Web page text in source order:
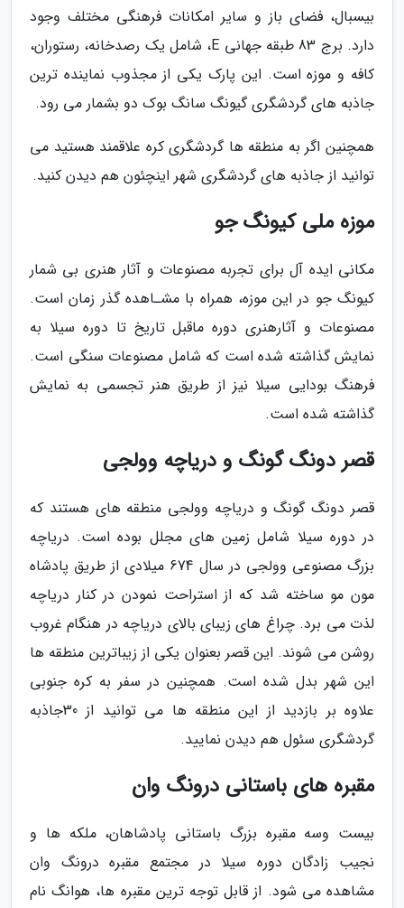
بیسبال، فضای باز و سایر امکانات فرهنگی مختلف وجود
دارد. برج 83 طبقه جهانی E، شامل یک رصدخانه، رستوران،
کافه و موزه است. این پارک یکی از مجذوب نماینده ترین
جاذبه های گردشگری گیونگ سانگ بوک دو بشمار می رود.
همچنین اگر به منطقه ها گردشگری کره علاقمند هستید می
توانید از جاذبه های گردشگری شهر اینچئون هم دیدن کنید.
موزه ملی کیونگ جو
مکانی ایده آل برای تجربه مصنوعات و آثار هنری بی شمار
کیونگ جو در این موزه، همراه با مشـاهده گذر زمان است.
مصنوعات و آثارهنری دوره ماقبل تاریخ تا دوره سیلا به
نمایش گذاشته شده است که شامل مصنوعات سنگی است.
فرهنگ بودایی سیلا نیز از طریق هنر تجسمی به نمایش
گذاشته شده است.
قصر دونگ گونگ و دریاچه وولجی
قصر دونگ گونگ و دریاچه وولجی منطقه های هستند که
در دوره سیلا شامل زمین های مجلل بوده است. دریاچه
بزرگ مصنوعی وولجی در سال 674 میلادی از طریق پادشاه
مون مو ساخته شد که از استراحت نمودن در کنار دریاچه
لذت می برد. چراغ های زیبای بالای دریاچه در هنگام غروب
روشن می شوند. این قصر بعنوان یکی از زیباترین منطقه ها
این شهر بدل شده است. همچنین در سفر به کره جنوبی
علاوه بر بازدید از این منطقه ها می توانید از 30جاذبه
گردشگری سئول هم دیدن نمایید.
مقبره های باستانی درونگ وان
بیست وسه مقبره بزرگ باستانی پادشاهان، ملکه ها و
نجیب زادگان دوره سیلا در مجتمع مقبره درونگ وان
مشاهده می شود. از قابل توجه ترین مقبره ها، هوانگ نام